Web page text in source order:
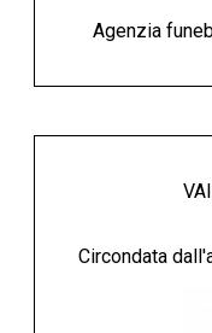
Agenzia
Circondata